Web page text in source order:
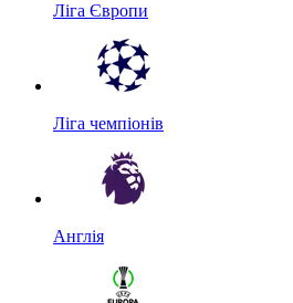
Ліга Європи
Ліга чемпіонів
Англія